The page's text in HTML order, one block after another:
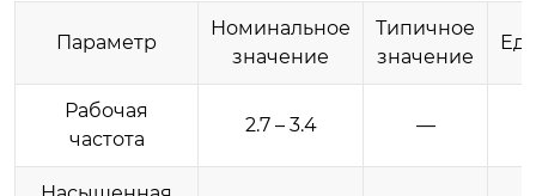
Параметр
Номинальное
значение
Типичное
значение
Рабочая
частота
2.7 – 3.4 —